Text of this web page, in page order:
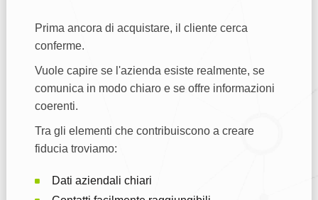
Prima ancora di acquistare, il cliente cerca
conferme.
Vuole capire se l'azienda esiste realmente, se
comunica in modo chiaro e se offre informazioni
coerenti.
Tra gli elementi che contribuiscono a creare
fiducia troviamo:
Dati aziendali chiari